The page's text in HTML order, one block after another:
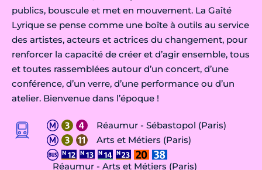
publics, bouscule et met en mouvement. La Gaîté
Lyrique se pense comme une boîte à outils au service
des artistes, acteurs et actrices du changement, pour
renforcer la capacité de créer et d’agir ensemble, tous
et toutes rassemblées autour d’un concert, d’une
conférence, d’un verre, d’une performance ou d’un
atelier. Bienvenue dans l’époque !
Réaumur - Sébastopol (Paris)
Arts et Métiers (Paris)
Réaumur - Arts et Métiers (Paris)